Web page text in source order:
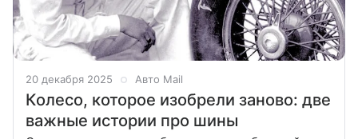
20 декабря 2025 Авто Mail
Колесо, которое изобрели заново: две
важные истории про шины